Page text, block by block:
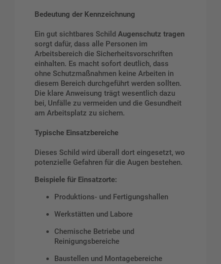
Bedeutung der Kennzeichnung
Ein gut sichtbares Schild Augenschutz tragen
sorgt dafür, dass alle Personen im
Arbeitsbereich die Sicherheitsvorschriften
einhalten. Es macht sofort deutlich, dass
ohne Schutzmaßnahmen keine Arbeiten in
diesem Bereich durchgeführt werden sollten.
Die klare Anweisung trägt wesentlich dazu
bei, Unfälle zu vermeiden und die Gesundheit
am Arbeitsplatz zu sichern.
Typische Einsatzbereiche
Dieses Schild wird überall dort eingesetzt, wo
potenzielle Gefahren für die Augen bestehen.
Beispiele für Einsatzorte:
Produktions- und Fertigungshallen
Werkstätten und Labore
Chemische Betriebe und
Reinigungsbereiche
Baustellen und Montagebereiche